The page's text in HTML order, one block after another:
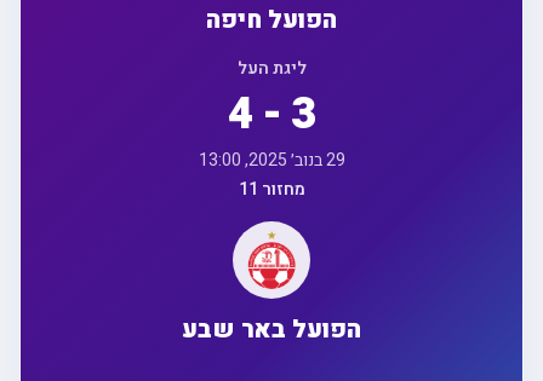
הפועל חיפה
ליגת העל
4 - 3
29 בנוב׳ 2025, 13:00
מחזור 11
הפועל באר שבע